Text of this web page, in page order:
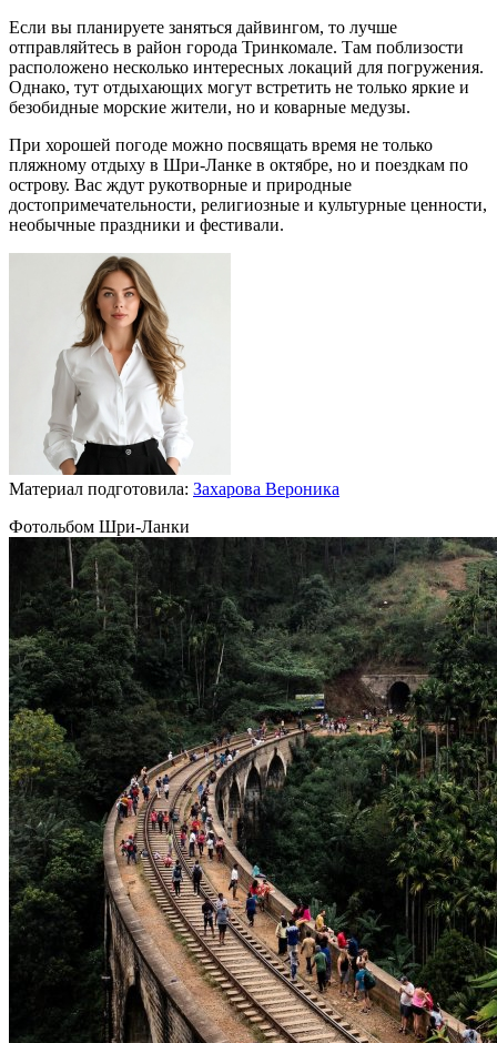
Если вы планируете заняться дайвингом, то лучше
отправляйтесь в район города Тринкомале. Там поблизости
расположено несколько интересных локаций для погружения.
Однако, тут отдыхающих могут встретить не только яркие и
безобидные морские жители, но и коварные медузы.
При хорошей погоде можно посвящать время не только
пляжному отдыху в Шри-Ланке в октябре, но и поездкам по
острову. Вас ждут рукотворные и природные
достопримечательности, религиозные и культурные ценности,
необычные праздники и фестивали.
Материал подготовила: Захарова Вероника
Фотольбом Шри-Ланки